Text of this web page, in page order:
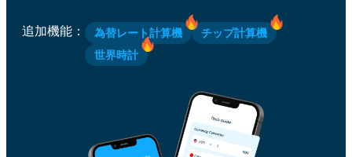
追加機能 ： 為替レート計算機
チップ計算機
世界時計